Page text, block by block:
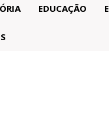
EDUCAÇÃO